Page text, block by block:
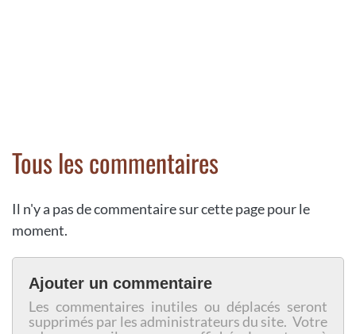
Tous les commentaires
Il n'y a pas de commentaire sur cette page pour le
moment.
Ajouter un commentaire
Les commentaires inutiles ou déplacés seront
supprimés par les administrateurs du site. Votre